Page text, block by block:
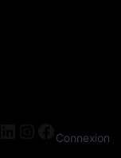
LinkedIn
Instagram
Connexion